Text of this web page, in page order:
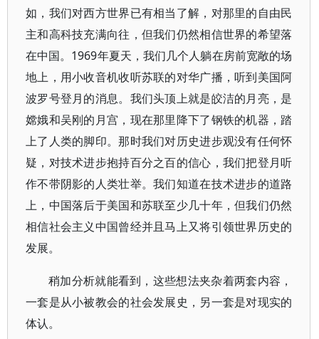
如，我们对西方世界已有相当了解，对那里的自由民
主和高科技充满向往，但我们仍然相信世界的希望落
在中国。1969年夏天，我们几个人躺在房前宽敞的场
地上，用小收音机收听苏联的对华广播，听到美国阿
波罗号登月的消息。我们头顶上就是皎洁的月亮，是
嫦娥和吴刚的月宫，现在那里降下了钢铁的机器，踏
上了人类的脚印。那时我们对历史进步观没有任何怀
疑，对技术进步抱持百分之百的信心，我们把登月听
作不带阴影的人类壮举。我们知道在技术进步的道路
上，中国落后于美国和苏联至少几十年，但我们仍然
相信社会主义中国曾经并且马上又将引领世界历史的
发展。
稍加分析就能看到，这些想法夹杂着两套内容，
一套是从小被教会的社会发展史，另一套是对现实的
体认。